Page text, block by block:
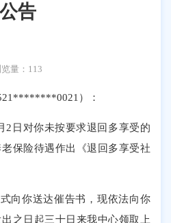
公告
量： 113
）：
2 日对你未按要求退回多享受的
保险待遇作出《退回多享受社
向你送达催告书，现依法向你
之日起三十日来我中心领取上